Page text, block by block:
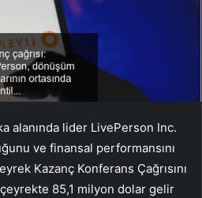
alanında lider LivePerson Inc.
ve finansal performansını
Kazanç Konferans Çağrısını
85,1 milyon dolar gelir